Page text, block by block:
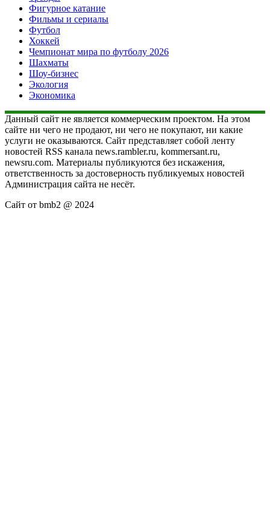
Фигурное катание
Фильмы и сериалы
Футбол
Хоккей
Чемпионат мира по футболу 2026
Шахматы
Шоу-бизнес
Экология
Экономика
Данный сайт не является коммерческим проектом. На этом
сайте ни чего не продают, ни чего не покупают, ни какие
услуги не оказываются. Сайт представляет собой ленту
новостей RSS канала news.rambler.ru, kommersant.ru,
newsru.com. Материалы публикуются без искажения,
ответственность за достоверность публикуемых новостей
Администрация сайта не несёт.
Сайт от bmb2 @ 2024